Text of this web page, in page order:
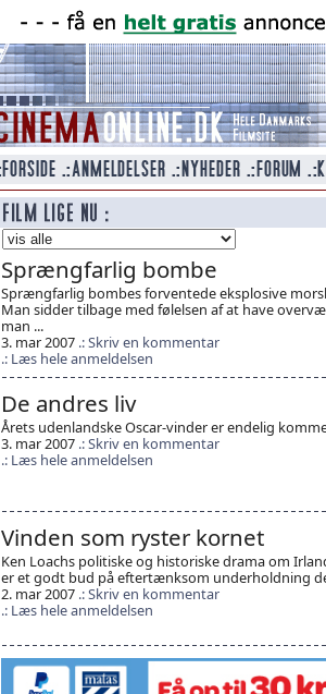
Sprængfarlig bombe
Sprængfarlig bombes forventede eksplosive
Man sidder tilbage med følelsen af at have
man ...
3. mar 2007
Skriv en kommentar
Læs hele anmeldelsen
De andres liv
Årets udenlandske Oscar-vinder er endelig
3. mar 2007
Skriv en kommentar
Læs hele anmeldelsen
Vinden som ryster kornet
Ken Loachs politiske og historiske drama om
er et godt bud på eftertænksom underholdning
2. mar 2007
Skriv en kommentar
Læs hele anmeldelsen